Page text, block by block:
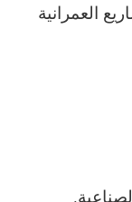
العمرانية